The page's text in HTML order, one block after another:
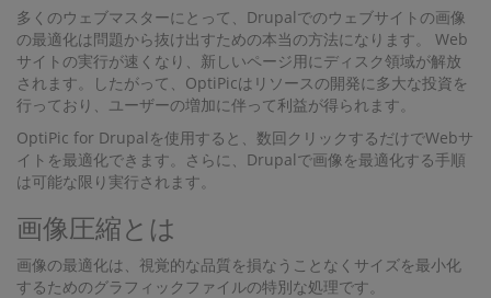
多くのウェブマスターにとって、Drupalでのウェブサイトの画像
の最適化は問題から抜け出すための本当の方法になります。 Web
サイトの実行が速くなり、新しいページ用にディスク領域が解放
されます。したがって、OptiPicはリソースの開発に多大な投資を
行っており、ユーザーの増加に伴って利益が得られます。
OptiPic for Drupalを使用すると、数回クリックするだけでWebサ
イトを最適化できます。さらに、Drupalで画像を最適化する手順
は可能な限り実行されます。
画像圧縮とは
画像の最適化は、視覚的な品質を損なうことなくサイズを最小化
するためのグラフィックファイルの特別な処理です。